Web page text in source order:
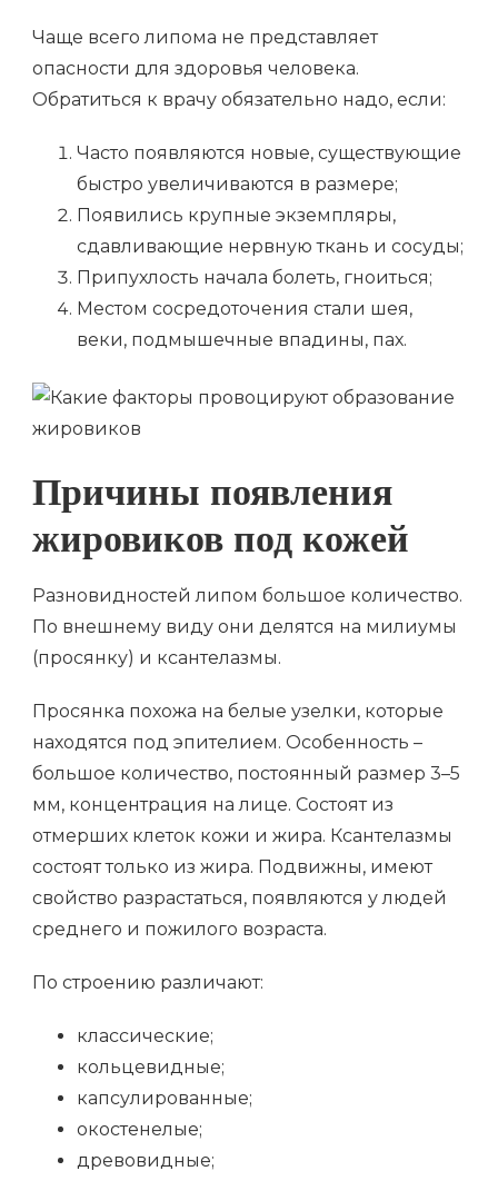
Чаще всего липома не представляет
опасности для здоровья человека.
Обратиться к врачу обязательно надо, если:
Часто появляются новые, существующие
быстро увеличиваются в размере;
Появились крупные экземпляры,
сдавливающие нервную ткань и сосуды;
Припухлость начала болеть, гноиться;
Местом сосредоточения стали шея,
веки, подмышечные впадины, пах.
Причины появления
жировиков под кожей
Разновидностей липом большое количество.
По внешнему виду они делятся на милиумы
(просянку) и ксантелазмы.
Просянка похожа на белые узелки, которые
находятся под эпителием. Особенность –
большое количество, постоянный размер 3–5
мм, концентрация на лице. Состоят из
отмерших клеток кожи и жира. Ксантелазмы
состоят только из жира. Подвижны, имеют
свойство разрастаться, появляются у людей
среднего и пожилого возраста.
По строению различают:
классические;
кольцевидные;
капсулированные;
окостенелые;
древовидные;